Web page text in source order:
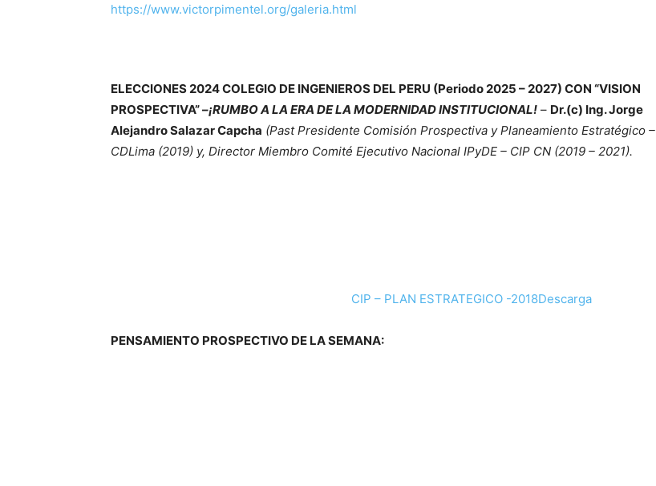
https://www.victorpimentel.org/galeria.html
ELECCIONES 2024 COLEGIO DE INGENIEROS DEL PERU (Periodo 2025 – 2027) CON “VISION
PROSPECTIVA” –¡RUMBO A LA ERA DE LA MODERNIDAD INSTITUCIONAL! – Dr.(c) Ing. Jorge
Alejandro Salazar Capcha (Past Presidente Comisión Prospectiva y Planeamiento Estratégico –
CDLima (2019) y, Director Miembro Comité Ejecutivo Nacional IPyDE – CIP CN (2019 – 2021).
CIP – PLAN ESTRATEGICO -2018Descarga
PENSAMIENTO PROSPECTIVO DE LA SEMANA: